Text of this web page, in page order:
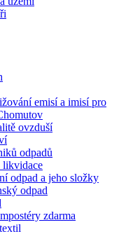
emisí a imisí pro
ovzduší
odpadů
likvidace
odpad a jeho složky
odpad
zdarma